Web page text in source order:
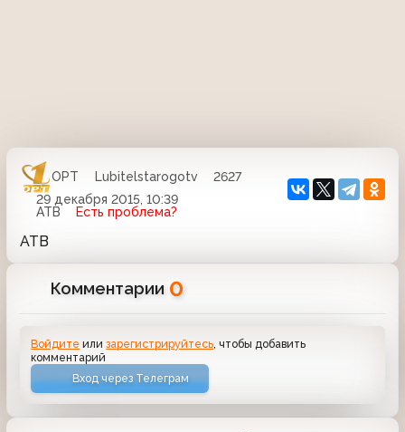
ОРТ Lubitelstarogotv
2627
29 декабря 2015, 10:39
АТВ
Есть проблема?
АТВ
Комментарии 0
Войдите илизарегистрируйтесь , чтобы добавить
комментарий
Вход через Телеграм